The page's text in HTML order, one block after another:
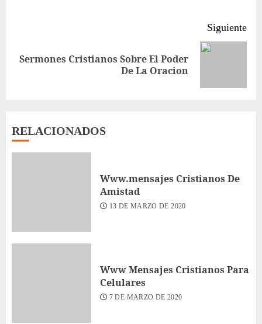
Siguiente
Siguiente
Sermones Cristianos Sobre El Poder
De La Oracion
RELACIONADOS
Www.mensajes Cristianos De
Amistad
13 DE MARZO DE 2020
Www Mensajes Cristianos Para
Celulares
7 DE MARZO DE 2020